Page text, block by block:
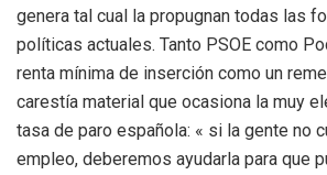
genera tal cual la propugnan todas las
políticas actuales. Tanto PSOE como
renta mínima de inserción como un
carestía material que ocasiona la muy
tasa de paro española: « si la gente no
empleo, deberemos ayudarla para que